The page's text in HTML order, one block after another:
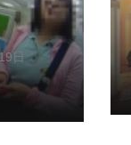
日